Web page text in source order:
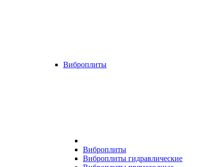
Виброплиты
Виброплиты
Виброплиты гидравлические